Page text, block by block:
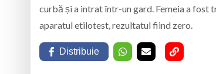
curbă și a intrat într-un gard. Femeia a fost
aparatul etilotest, rezultatul fiind zero.
Distribuie